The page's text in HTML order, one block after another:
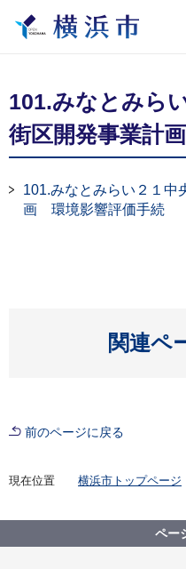
101.みなとみら
街区開発事業計
101.みなとみらい２１中
画 環境影響評価手続
関連ペ
前のページに戻る
現在位置 横浜市トップページ
横浜市内の事業
101.みなとみらい２
ペー